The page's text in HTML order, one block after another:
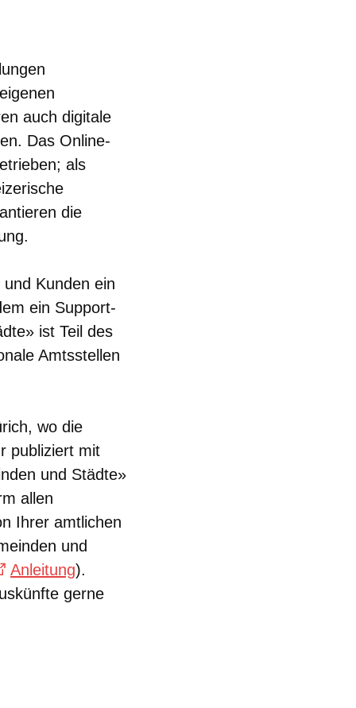
auch digitale
Das Online-
als
die
Kunden ein
ein Support-
ist Teil des
Amtsstellen
wo die
publiziert mit
und Städte»
allen
Ihrer amtlichen
und
Anleitung).
gerne